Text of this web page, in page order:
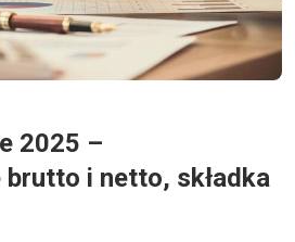
2025 –
i netto, składka